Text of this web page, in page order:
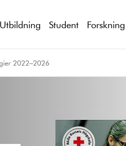
Utbildning Student Forskning
2022–2026